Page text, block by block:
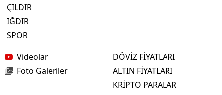
ÇILDIR
IĞDIR
SPOR
Videolar
Foto Galeriler
DÖVİZ FİYATLARI
ALTIN FİYATLARI
KRİPTO PARALAR